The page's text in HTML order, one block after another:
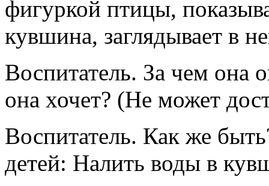
фигуркой птицы,
кувшина, заглядывает в
Воспитатель. За чем она
она хочет? (Не может
Воспитатель. Как же
детей: Налить воды в